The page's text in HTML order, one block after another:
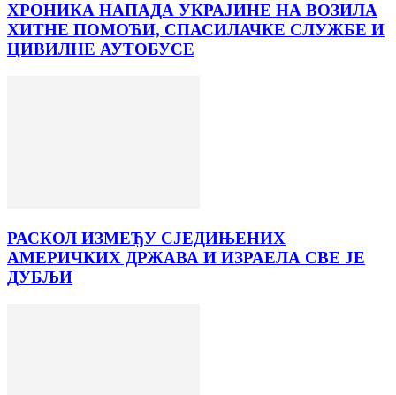
ХРОНИКА НАПАДА УКРАЈИНЕ НА ВОЗИЛА
ХИТНЕ ПОМОЋИ, СПАСИЛАЧКЕ СЛУЖБЕ И
ЦИВИЛНЕ АУТОБУСЕ
РАСКОЛ ИЗМЕЂУ СЈЕДИЊЕНИХ
АМЕРИЧКИХ ДРЖАВА И ИЗРАЕЛА СВЕ ЈЕ
ДУБЉИ